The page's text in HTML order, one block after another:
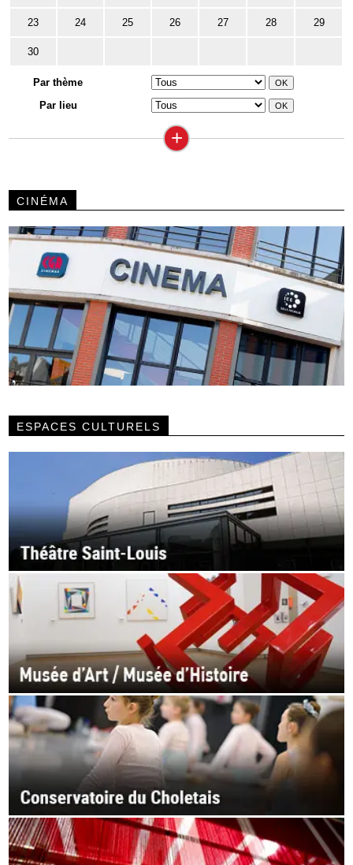
23 24 25 26 27 28 29
30
Par thème
Par lieu
+
CINÉMA
ESPACES CULTURELS